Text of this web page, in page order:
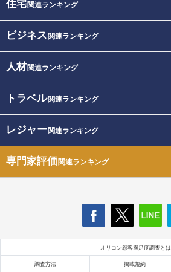
住宅関連ランキング
ビジネス 関連ランキング
人材関連ランキング
トラベル関連ランキング
レジャー関連ランキング
専門家評価関連ランキング
オリコン顧客満足度調査とは
調査方法 掲載規約